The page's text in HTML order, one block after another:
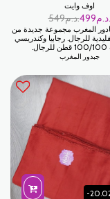
اوف وايت
549 د.م.499 د.م.
المغرب مجموعة جديدة من
للرجال. رجابيا وكندريسي
جبدور المغرب
-